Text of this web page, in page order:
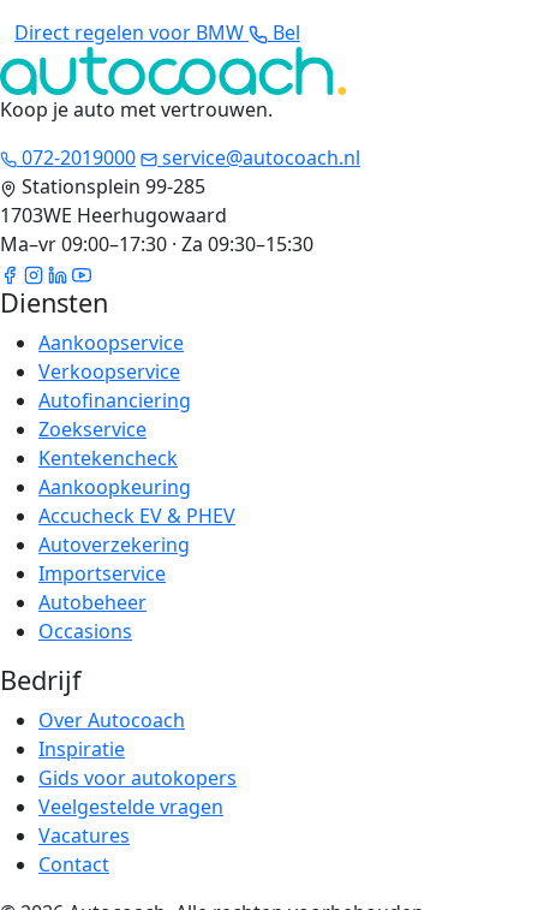
Direct regelen voor BMW
Bel
Koop je auto met vertrouwen.
072-2019000
service@autocoach.nl
Stationsplein 99-285
1703WE Heerhugowaard
Ma–vr 09:00–17:30 · Za 09:30–15:30
Diensten
Aankoopservice
Verkoopservice
Autofinanciering
Zoekservice
Kentekencheck
Aankoopkeuring
Accucheck EV & PHEV
Autoverzekering
Importservice
Autobeheer
Occasions
Bedrijf
Over Autocoach
Inspiratie
Gids voor autokopers
Veelgestelde vragen
Vacatures
Contact